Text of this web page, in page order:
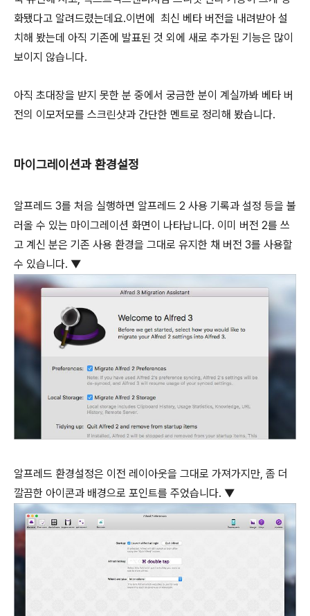
화됐다고 알려드렸는데요.이번에 최신 베타 버전을 내려받아 설
치해 봤는데 아직 기존에 발표된 것 외에 새로 추가된 기능은 많이
보이지 않습니다.
아직 초대장을 받지 못한 분 중에서 궁금한 분이 계실까봐 베타 버
전의 이모저모를 스크린샷과 간단한 멘트로 정리해 봤습니다.
마이그레이션과 환경설정
알프레드 3를 처음 실행하면 알프레드 2 사용 기록과 설정 등을 불
러올 수 있는 마이그레이션 화면이 나타납니다. 이미 버전 2를 쓰
고 계신 분은 기존 사용 환경을 그대로 유지한 채 버전 3를 사용할
수 있습니다. ▼
알프레드 환경설정은 이전 레이아웃을 그대로 가져가지만, 좀 더
깔끔한 아이콘과 배경으로 포인트를 주었습니다. ▼